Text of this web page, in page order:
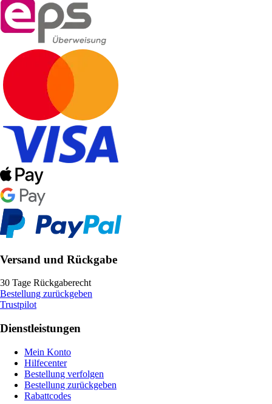
Versand und Rückgabe
30 Tage Rückgaberecht
Bestellung zurückgeben
Trustpilot
Dienstleistungen
Mein Konto
Hilfecenter
Bestellung verfolgen
Bestellung zurückgeben
Rabattcodes